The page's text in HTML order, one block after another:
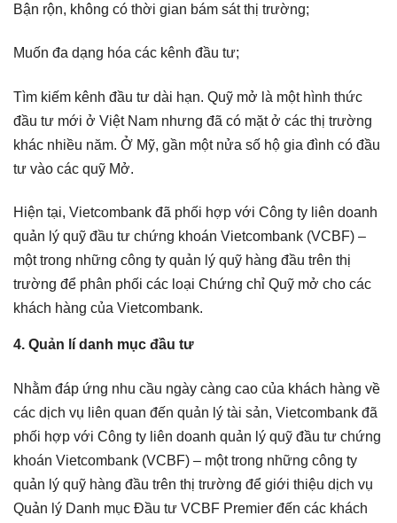
Bận rộn, không có thời gian bám sát thị trường;
Muốn đa dạng hóa các kênh đầu tư;
Tìm kiếm kênh đầu tư dài hạn. Quỹ mở là một hình thức
đầu tư mới ở Việt Nam nhưng đã có mặt ở các thị trường
khác nhiều năm. Ở Mỹ, gần một nửa số hộ gia đình có đầu
tư vào các quỹ Mở.
Hiện tại, Vietcombank đã phối hợp với Công ty liên doanh
quản lý quỹ đầu tư chứng khoán Vietcombank (VCBF) –
một trong những công ty quản lý quỹ hàng đầu trên thị
trường để phân phối các loại Chứng chỉ Quỹ mở cho các
khách hàng của Vietcombank.
4. Quản lí danh mục đầu tư
​​​​​​​​Nhằm đáp ứng nhu cầu ngày càng cao của khách hàng về
các dịch vụ liên quan đến quản lý tài sản, Vietcombank đã
phối hợp với Công ty liên doanh quản lý quỹ đầu tư chứng
khoán Vietcombank (VCBF) – một trong những công ty
quản lý quỹ hàng đầu trên thị trường để giới thiệu dịch vụ
Quản lý Danh mục Đầu tư VCBF Premier đến các khách